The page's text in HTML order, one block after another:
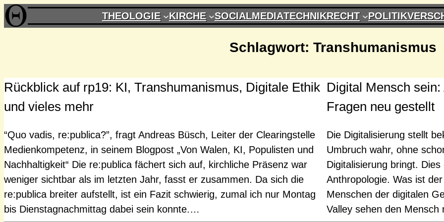
Zum
Inhalt
THEOLOGIE KIRCHE SOCIALMEDIATECHNIKRECHT POLITIK
Schlagwort: Transhumanismus
Rückblick auf rp19: KI, Transhumanismus, Digitale Ethik
und vieles mehr
“Quo vadis, re:publica?”, fragt Andreas Büsch, Leiter der Clearingstelle
Medienkompetenz, in seinem Blogpost „Von Walen, KI, Populisten und
Nachhaltigkeit“ Die re:publica fächert sich auf, kirchliche Präsenz war
weniger sichtbar als im letzten Jahr, fasst er zusammen. Da sich die
re:publica breiter aufstellt, ist ein Fazit schwierig, zumal ich nur Montag
bis Dienstagnachmittag dabei sein konnte.…
Digital Mensch
Fragen neu gestellt
Die Digitalisierung stellt
Umbruch wahr, ohne
Digitalisierung bringt.
Anthropologie. Was ist
Menschen der digitalen
Valley sehen den